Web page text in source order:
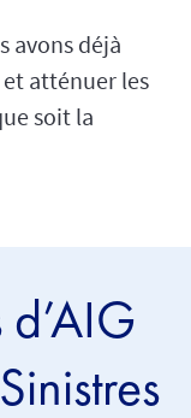
avons déjà
atténuer les
soit la